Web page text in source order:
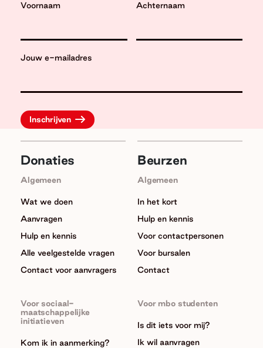
Jouw e-mailadres
Voornaam Achternaam
Donaties
Algemeen
Wat we doen
Aanvragen
Hulp en kennis
Alle veelgestelde vragen
Contact voor aanvragers
Voor sociaal-
maatschappelijke
initiatieven
Kom ik in aanmerking?
Beurzen
Algemeen
In het kort
Hulp en kennis
Voor contactpersonen
Voor bursalen
Contact
Voor mbo studenten
Is dit iets voor mij?
Ik wil aanvragen